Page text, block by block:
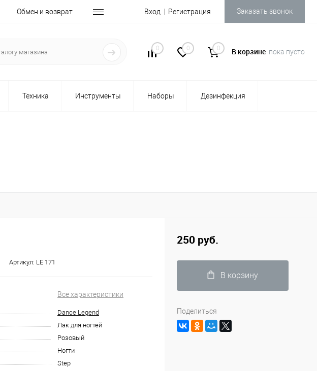
Обмен и возврат Вход Регистрация Заказать звонок
0 0 0 В корзине пока пусто
Техника Инструменты Наборы Дезинфекция
Артикул: LE 171
Все характеристики
Dance Legend
Лак для ногтей
Розовый
Ногти
Step
250 руб.
В корзину
Поделиться